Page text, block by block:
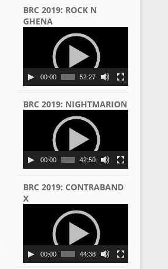
BRC 2019: ROCK N
GHENA
00:00 52:27
BRC 2019: NIGHTMARION
00:00 42:50
BRC 2019: CONTRABAND
X
00:00 44:38